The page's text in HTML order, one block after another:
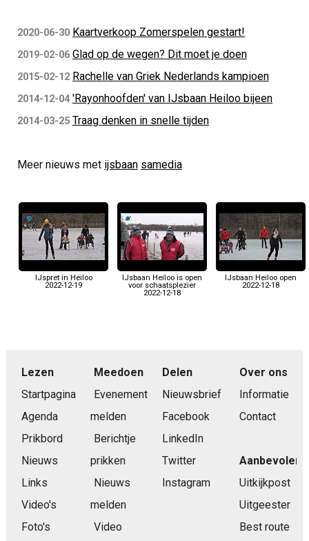
2020-06-30 Kaartverkoop Zomerspelen gestart!
2019-02-06 Glad op de wegen? Dit moet je doen
2015-02-12 Rachelle van Griek Nederlands kampioen
2014-12-04 'Rayonhoofden' van IJsbaan Heiloo bijeen
2014-03-25 Traag denken in snelle tijden
Meer nieuws met ijsbaan samedia
IJspret in Heiloo
2022-12-19
IJsbaan Heiloo is open
voor schaatsplezier
2022-12-18
IJsbaan Heiloo open
2022-12-18
Lezen
Startpagina
Agenda
Prikbord
Nieuws
Links
Video's
Foto's
Meedoen
Evenement
melden
Berichtje
prikken
Nieuws
melden
Video
Delen
Nieuwsbrief
Facebook
LinkedIn
Twitter
Instagram
Over ons
Informatie
Contact
Aanbevolen
Uitkijkpost
Uitgeester
Best route